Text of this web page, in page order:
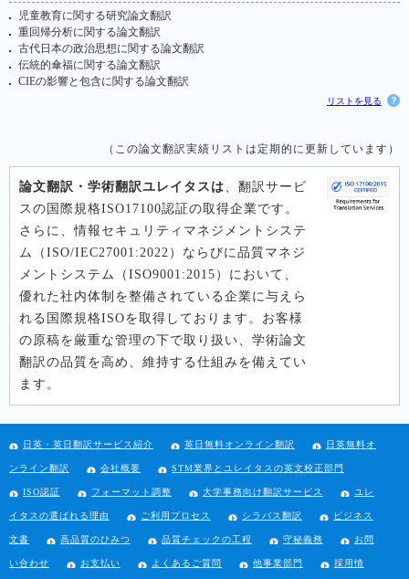
児童教育に関する研究論文翻訳
重回帰分析に関する論文翻訳
古代日本の政治思想に関する論文翻訳
伝統的傘福に関する論文翻訳
CIEの影響と包含に関する論文翻訳
リストを見る
（この論文翻訳実績リストは定期的に更新しています）
論文翻訳・学術翻訳ユレイタスは、翻訳サービ
スの国際規格ISO17100認証の取得企業です。
さらに、情報セキュリティマネジメントシステ
ム（ISO/IEC27001:2022）ならびに品質マネジ
メントシステム（ISO9001:2015）において、
優れた社内体制を整備されている企業に与えら
れる国際規格ISOを取得しております。お客様
の原稿を厳重な管理の下で取り扱い、学術論文
翻訳の品質を高め、維持する仕組みを備えてい
ます。
日英・英日翻訳サービス紹介 英日無料オンライン翻訳 日英無料オ
ンライン翻訳 会社概要 STM業界とユレイタスの英文校正部門
ISO認証 フォーマット調整 大学事務向け翻訳サービス ユレ
イタスの選ばれる理由 ご利用プロセス シラバス翻訳 ビジネス
文書 高品質のひみつ 品質チェックの工程 守秘義務 お問
い合わせ お支払い よくあるご質問 他事業部門 採用情